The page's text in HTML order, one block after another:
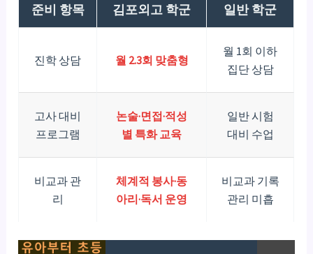
준비 항목 김포외고 학군 일반 학군
진학 상담 월 2.3회 맞춤형
월 1회 이하
집단 상담
고사 대비
프로그램
논술·면접·적성
별 특화 교육
일반 시험
대비 수업
비교과 관
리
체계적 봉사·동
아리·독서 운영
비교과 기록
관리 미흡